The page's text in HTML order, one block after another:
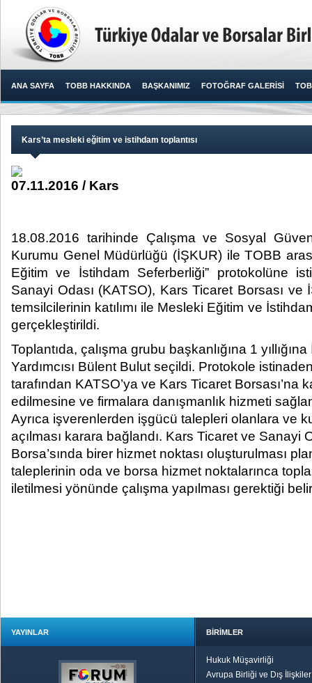
ANA SAYFA TOBB HAKKINDA BAŞKANIMIZ FOTOĞRAF GALERİSİ
Kars’ta mesleki eğitim ve istihdam toplantısı
07.11.2016 / Kars
18.08.2016 tarihinde Çalışma ve Sosyal
Kurumu Genel Müdürlüğü (İŞKUR) ile TOBB
Eğitim ve İstihdam Seferberliği” protokolüne
Sanayi Odası (KATSO), Kars Ticaret Borsası
temsilcilerinin katılımı ile Mesleki Eğitim ve
gerçekleştirildi.​
Toplantıda, çalışma grubu başkanlığına 1
Yardımcısı Bülent Bulut seçildi. Protokole
tarafından KATSO’ya ve Kars Ticaret Borsası’na
edilmesine ve firmalara danışmanlık hizmeti
Ayrıca işverenlerden işgücü talepleri olanlara ve
açılması karara bağlandı. Kars Ticaret ve Sanayi
Borsa’sında birer hizmet noktası oluşturulması
taleplerinin oda ve borsa hizmet noktalarınca
iletilmesi yönünde çalışma yapılması gerektiği
YAYINLAR BİRİMLER
Hukuk Müşavirliği
Avrupa Birliği ve Dış